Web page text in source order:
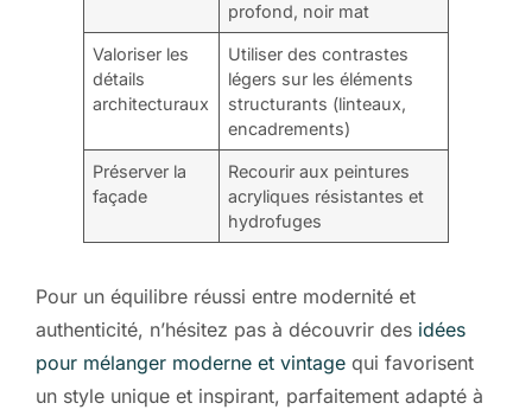
profond, noir mat
Valoriser les
détails
architecturaux
Utiliser des contrastes
légers sur les éléments
structurants (linteaux,
encadrements)
Préserver la
façade
Recourir aux peintures
acryliques résistantes et
hydrofuges
Pour un équilibre réussi entre modernité et
authenticité, n’hésitez pas à découvrir des idées
pour mélanger moderne et vintage qui favorisent
un style unique et inspirant, parfaitement adapté à